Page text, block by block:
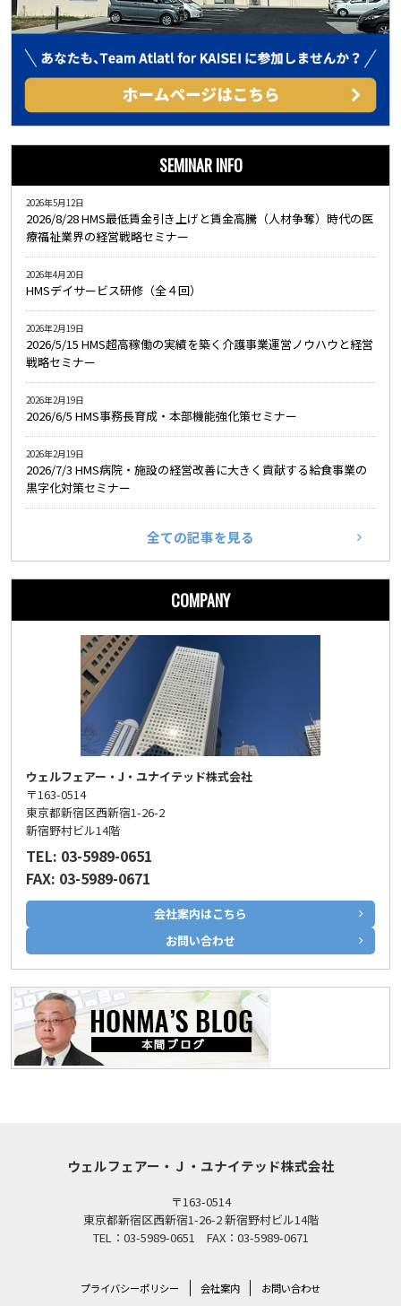
SEMINAR INFO
2026/8/28 HMS最低賃金引き上げと賃金高騰（人材争奪）時代の医
療福祉業界の経営戦略セミナー
2026年5月12日
HMSデイサービス研修（全４回）
2026年4月20日
2026/5/15 HMS超高稼働の実績を築く介護事業運営ノウハウと経営
戦略セミナー
2026年2月19日
2026/6/5 HMS事務長育成・本部機能強化策セミナー
2026年2月19日
2026/7/3 HMS病院・施設の経営改善に大きく貢献する給食事業の
黒字化対策セミナー
2026年2月19日
全ての記事を見る
COMPANY
ウェルフェアー・J・ユナイテッド株式会社
〒163-0514
東京都新宿区西新宿1-26-2
新宿野村ビル14階
TEL: 03-5989-0651
FAX: 03-5989-0671
会社案内はこちら
お問い合わせ
ウェルフェアー・Ｊ・ユナイテッド株式会社
〒163-0514
東京都新宿区西新宿1-26-2 新宿野村ビル14階
TEL：03-5989-0651 FAX：03-5989-0671
プライバシーポリシー 会社案内 お問い合わせ